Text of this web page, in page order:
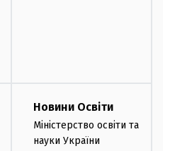
Новини Освіти
Міністерство освіти та
науки України